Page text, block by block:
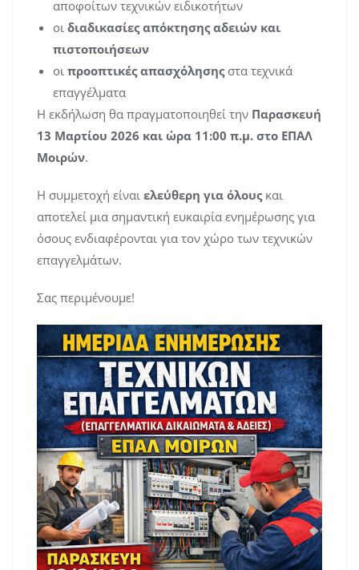
αποφοίτων τεχνικών ειδικοτήτων
οι διαδικασίες απόκτησης αδειών και
πιστοποιήσεων
οι προοπτικές απασχόλησηςστα τεχνικά
επαγγέλματα
Η εκδήλωση θα πραγματοποιηθεί την Παρασκευή
13 Μαρτίου 2026 και ώρα 11:00 π.μ. στο ΕΠΑΛ
Μοιρών.
Η συμμετοχή είναι ελεύθερη για όλουςκαι
αποτελεί μια σημαντική ευκαιρία ενημέρωσης για
όσους ενδιαφέρονται για τον χώρο των τεχνικών
επαγγελμάτων.
Σας περιμένουμε!